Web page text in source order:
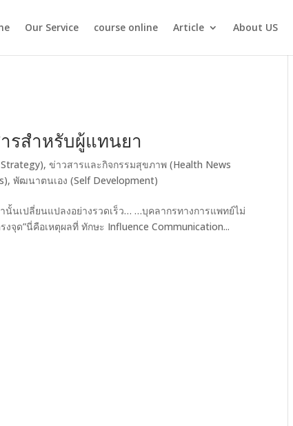
Our Service course online Article About US
รสำหรับผู้แทนยา
,ข่าวสารและกิจกรรมสุขภาพ (Health News
,พัฒนาตนเอง (Self Development)
นเปลี่ยนแปลงอย่างรวดเร็ว… …บุคลากรทางการแพทย์ไม่
ด”นี่คือเหตุผลที่ ทักษะ Influence Communication...